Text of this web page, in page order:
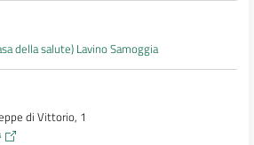
della salute) Lavino Samoggia
di Vittorio, 1